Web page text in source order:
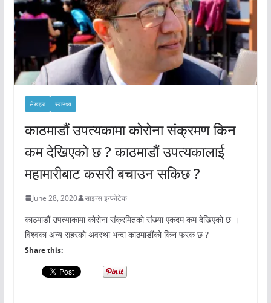
लेखहरु स्वास्थ्य
काठमाडौं उपत्यकामा कोरोना संक्रमण किन
कम देखिएको छ ? काठमाडौं उपत्यकालाई
महामारीबाट कसरी बचाउन सकिछ ?
June 28, 2020 साइन्स इन्फोटेक
काठमाडौं उपत्याकामा कोरोना संक्रमितको संख्या एकदम कम देखिएको छ ।
विश्वका अन्य सहरको अवस्था भन्दा काठमाडौंको किन फरक छ ?
Share this: